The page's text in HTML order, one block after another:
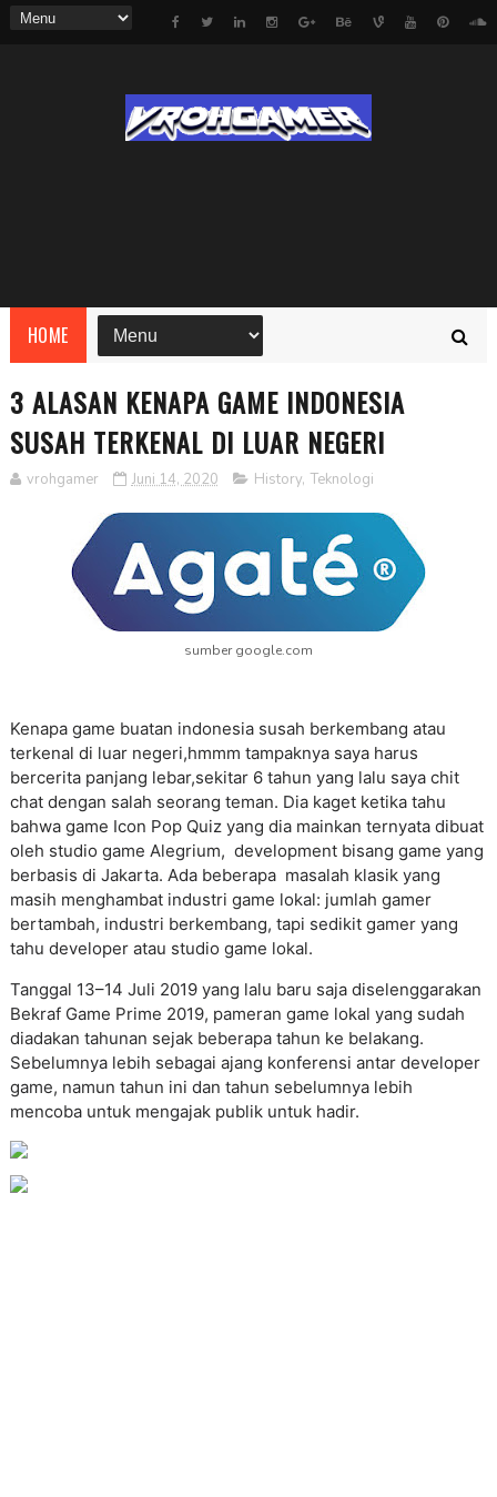
HOME
3 ALASAN KENAPA GAME INDONESIA
SUSAH TERKENAL DI LUAR NEGERI
vrohgamer Juni 14, 2020 History, Teknologi
sumber google.com
Kenapa game buatan indonesia susah berkembang atau
terkenal di luar negeri,hmmm tampaknya saya harus
bercerita panjang lebar,sekitar 6 tahun yang lalu saya chit
chat dengan salah seorang teman. Dia kaget ketika tahu
bahwa game Icon Pop Quiz yang dia mainkan ternyata dibuat
oleh studio game Alegrium, development bisang game yang
berbasis di Jakarta. Ada beberapa masalah klasik yang
masih menghambat industri game lokal: jumlah gamer
bertambah, industri berkembang, tapi sedikit gamer yang
tahu developer atau studio game lokal.
Tanggal 13–14 Juli 2019 yang lalu baru saja diselenggarakan
Bekraf Game Prime 2019, pameran game lokal yang sudah
diadakan tahunan sejak beberapa tahun ke belakang.
Sebelumnya lebih sebagai ajang konferensi antar developer
game, namun tahun ini dan tahun sebelumnya lebih
mencoba untuk mengajak publik untuk hadir.